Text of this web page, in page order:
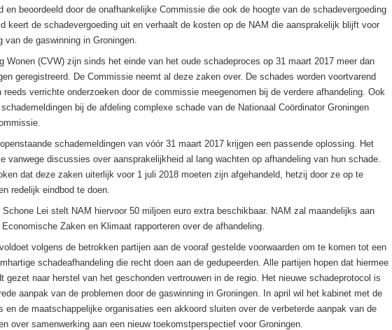
en beoordeeld door de onafhankelijke Commissie die ook de hoogte van de schadevergoeding
keert de schadevergoeding uit en verhaalt de kosten op de NAM die aansprakelijk blijft voor
van de gaswinning in Groningen.
Wonen (CVW) zijn sinds het einde van het oude schadeproces op 31 maart 2017 meer dan
geregistreerd. De Commissie neemt al deze zaken over. De schades worden voortvarend
reeds verrichte onderzoeken door de commissie meegenomen bij de verdere afhandeling. Ook
bij de afdeling complexe schade van de Nationaal Coördinator Groningen
schademeldingen van vóór 31 maart 2017 krijgen een passende oplossing. Het
vanwege discussies over aansprakelijkheid al lang wachten op afhandeling van hun schade.
dat deze zaken uiterlijk voor 1 juli 2018 moeten zijn afgehandeld, hetzij door ze op te
redelijk eindbod te doen.
Schone Lei stelt NAM hiervoor 50 miljoen euro extra beschikbaar. NAM zal maandelijks aan
Zaken en Klimaat rapporteren over de afhandeling.
volgens de betrokken partijen aan de vooraf gestelde voorwaarden om te komen tot een
schadeafhandeling die recht doen aan de gedupeerden. Alle partijen hopen dat hiermee
gezet naar herstel van het geschonden vertrouwen in de regio. Het nieuwe schadeprotocol is
aanpak van de problemen door de gaswinning in Groningen. In april wil het kabinet met de
en de maatschappelijke organisaties een akkoord sluiten over de verbeterde aanpak van de
over samenwerking aan een nieuw toekomstperspectief voor Groningen.